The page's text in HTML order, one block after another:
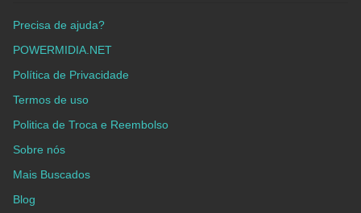
Precisa de ajuda?
POWERMIDIA.NET
Política de Privacidade
Termos de uso
Politica de Troca e Reembolso
Sobre nós
Mais Buscados
Blog